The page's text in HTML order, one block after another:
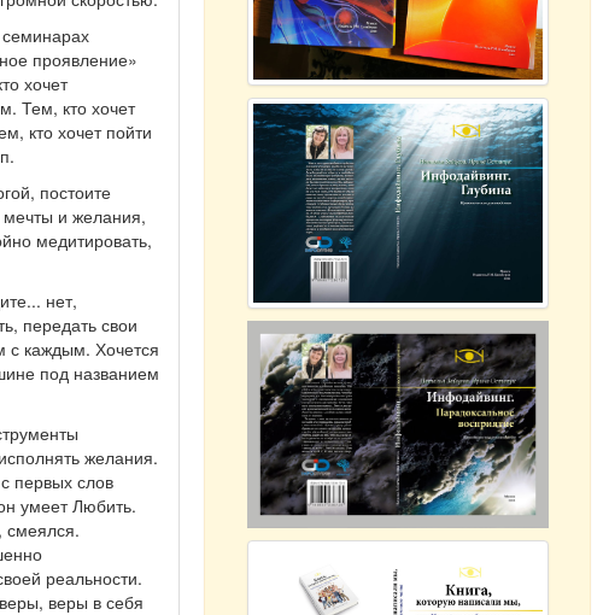
проявление»
хочет
Тем, кто хочет
кто хочет пойти
постоите
мечты и желания,
медитировать,
нет,
передать свои
с каждым. Хочется
под названием
желания.
первых слов
умеет Любить.
смеялся.
реальности.
веры в себя